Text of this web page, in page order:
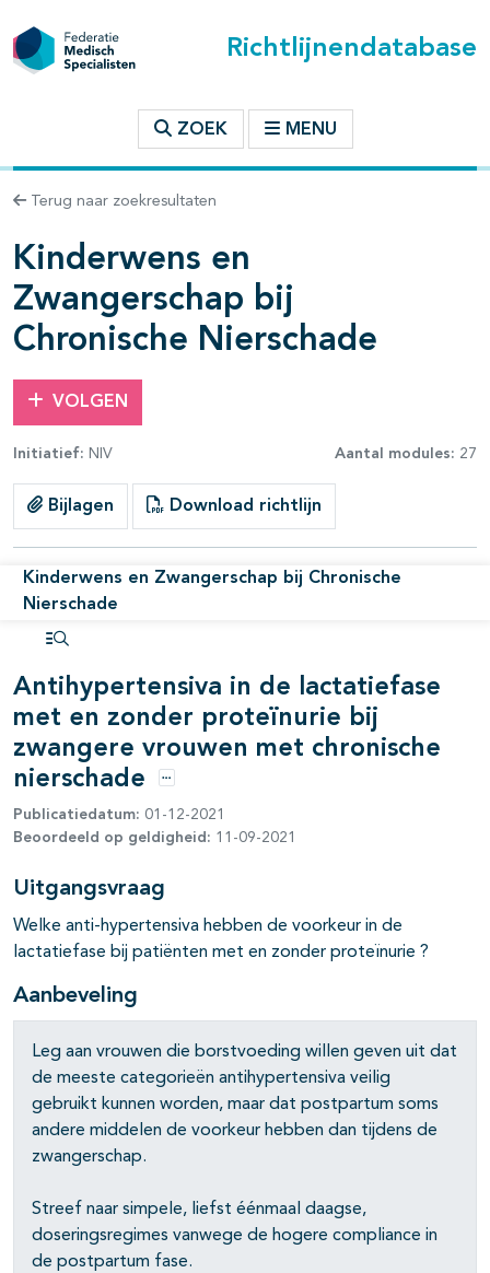
Richtlijnendatabase
ZOEK MENU
Terug naar zoekresultaten
Kinderwens en
Zwangerschap bij
Chronische Nierschade
VOLGEN
Initiatief: NIV Aantal modules: 27
Bijlagen Download richtlijn
Kinderwens en Zwangerschap bij Chronische
Nierschade
openklappen
open- en dichtklappen
open- en dichtklappen
open- en dichtklappen
Antihypertensiva in de lactatiefase
met en zonder proteïnurie bij
zwangere vrouwen met chronische
nierschade
Opties
Publicatiedatum: 01-12-2021
Beoordeeld op geldigheid: 11-09-2021
Uitgangsvraag
Welke anti-hypertensiva hebben de voorkeur in de
lactatiefase bij patiënten met en zonder proteïnurie ?
Aanbeveling
Leg aan vrouwen die borstvoeding willen geven uit dat
de meeste categorieën antihypertensiva veilig
gebruikt kunnen worden, maar dat postpartum soms
andere middelen de voorkeur hebben dan tijdens de
zwangerschap.
Streef naar simpele, liefst éénmaal daagse,
doseringsregimes vanwege de hogere compliance in
de postpartum fase.